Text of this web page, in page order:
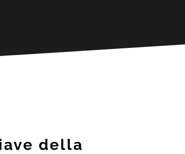
della